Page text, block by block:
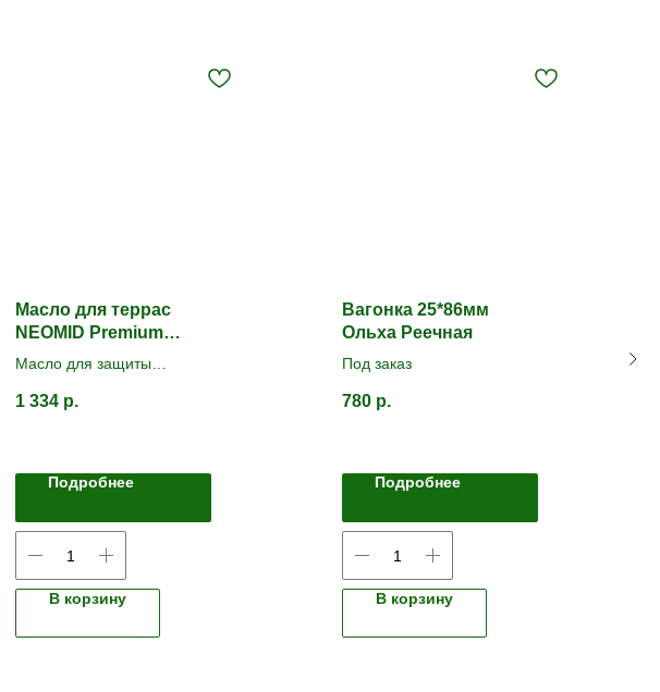
Масло для террас
NEOMID Premium
Графитовый
Масло для защиты
внутри и снаружи
1 334 р.
Подробнее
В корзину
Вагонка 25*86мм
Ольха Реечная
Под заказ
780 р.
Подробнее
В корзину